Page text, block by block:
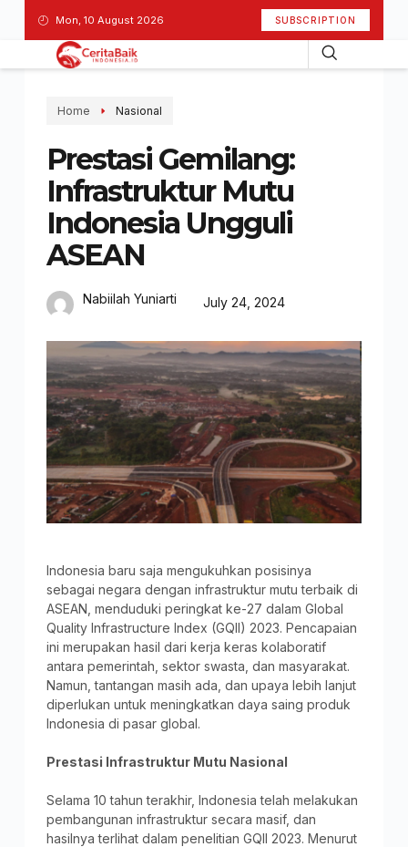
Mon, 10 August 2026 SUBSCRIPTION
Home Nasional
Prestasi Gemilang:
Infrastruktur Mutu
Indonesia Ungguli
ASEAN
Nabiilah Yuniarti July 24, 2024
Indonesia baru saja mengukuhkan posisinya
sebagai negara dengan infrastruktur mutu terbaik di
ASEAN, menduduki peringkat ke-27 dalam Global
Quality Infrastructure Index (GQII) 2023. Pencapaian
ini merupakan hasil dari kerja keras kolaboratif
antara pemerintah, sektor swasta, dan masyarakat.
Namun, tantangan masih ada, dan upaya lebih lanjut
diperlukan untuk meningkatkan daya saing produk
Indonesia di pasar global.
Prestasi Infrastruktur Mutu Nasional
Selama 10 tahun terakhir, Indonesia telah melakukan
pembangunan infrastruktur secara masif, dan
hasilnya terlihat dalam penelitian GQII 2023. Menurut